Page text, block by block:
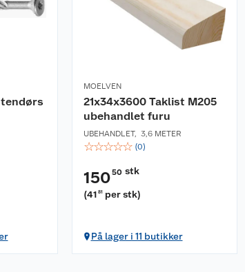
MOELVEN
21x34x3600 Taklist M205
ubehandlet furu
UBEHANDLET, 3,6 METER
☆☆☆☆☆ (0)
15050 stk
(41 81 per stk)
På lager i 11 butikker